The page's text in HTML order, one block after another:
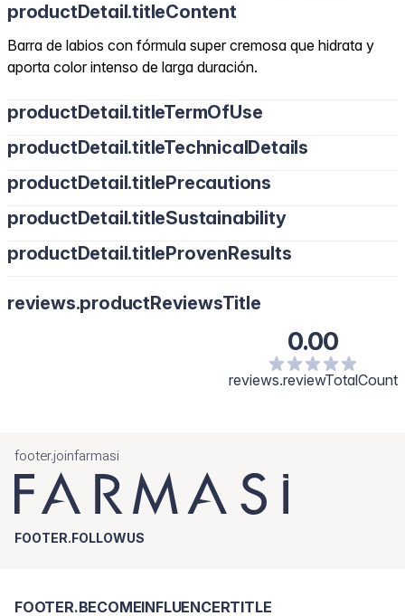
productDetail.titleContent
Barra de labios con fórmula super cremosa que hidrata y
aporta color intenso de larga duración.
productDetail.titleTermOfUse
productDetail.titleTechnicalDetails
productDetail.titlePrecautions
Solo para uso externo. En caso de irritación o reacción,
Mantener fuera del alcance de los niños.
productDetail.titleSustainability
productDetail.titleProvenResults
reviews.productReviewsTitle
0.00
reviews.reviewTotalCount
footer.joinfarmasi
FOOTER.FOLLOWUS
FOOTER.BECOMEINFLUENCERTITLE